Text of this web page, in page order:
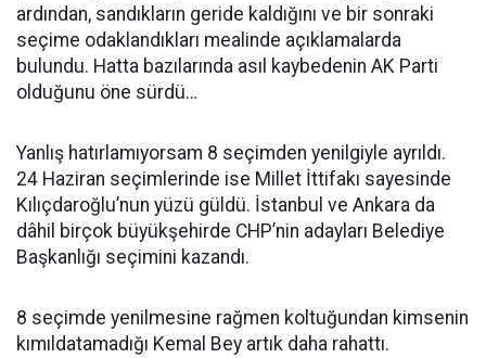
ardından, sandıkların geride kaldığını ve bir sonraki
seçime odaklandıkları mealinde açıklamalarda
bulundu. Hatta bazılarında asıl kaybedenin AK Parti
olduğunu öne sürdü…
Yanlış hatırlamıyorsam 8 seçimden yenilgiyle ayrıldı.
24 Haziran seçimlerinde ise Millet İttifakı sayesinde
Kılıçdaroğlu’nun yüzü güldü. İstanbul ve Ankara da
dâhil birçok büyükşehirde CHP’nin adayları Belediye
Başkanlığı seçimini kazandı.
8 seçimde yenilmesine rağmen koltuğundan kimsenin
kımıldatamadığı Kemal Bey artık daha rahattı.